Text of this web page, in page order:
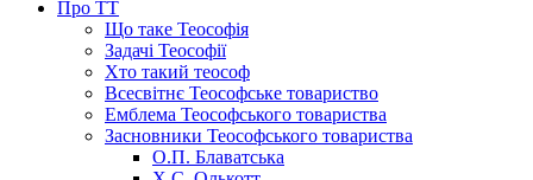
Про ТТ
Що таке Теософія
Задачі Теософії
Хто такий теософ
Всесвітнє Теософське товариство
Емблема Теософського товариства
Засновники Теософського товариства
О.П. Блаватська